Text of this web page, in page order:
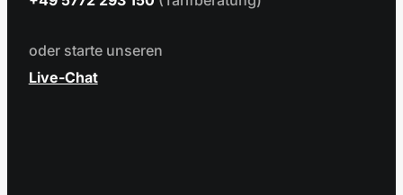
oder starte unseren
Live-Chat